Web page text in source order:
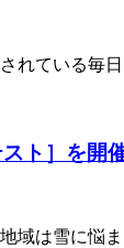
れている
ト］を開
域は雪に悩